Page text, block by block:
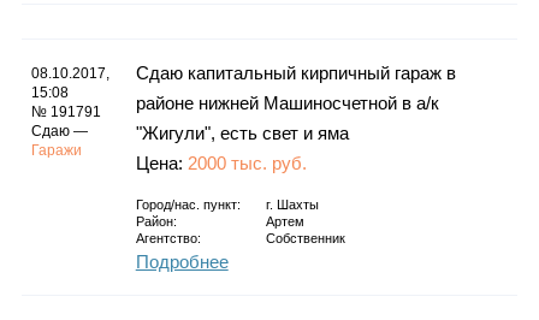
08.10.2017,
15:08
№ 191791
Сдаю —
Гаражи
Сдаю капитальный кирпичный гараж в
районе нижней Машиносчетной в а/к
"Жигули", есть свет и яма
Цена: 2000 тыс. руб.
Город/нас. пункт: г.
Шахты
Район:
Артем
Агентство:
Собственник
Подробнее